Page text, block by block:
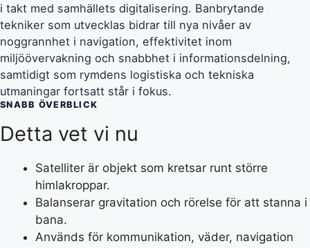
i takt med samhällets digitalisering. Banbrytande
tekniker som utvecklas bidrar till nya nivåer av
noggrannhet i navigation, effektivitet inom
miljöövervakning och snabbhet i informationsdelning,
samtidigt som rymdens logistiska och tekniska
utmaningar fortsatt står i fokus.
SNABB ÖVERBLICK
Detta vet vi nu
Satelliter är objekt som kretsar runt större
himlakroppar.
Balanserar gravitation och rörelse för att stanna i
bana.
Används för kommunikation, väder, navigation